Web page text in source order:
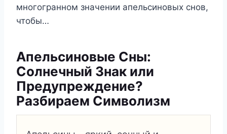
многогранном значении апельсиновых снов,
чтобы…
Апельсиновые Сны:
Солнечный Знак или
Предупреждение?
Разбираем Символизм